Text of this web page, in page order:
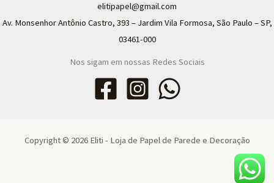
elitipapel@gmail.com​
Av. Monsenhor Antônio Castro, 393 – Jardim Vila Formosa, São Paulo – SP,
03461-000
Nos sigam em nossas Redes Sociais
Copyright © 2026 Eliti - Loja de Papel de Parede e Decoração